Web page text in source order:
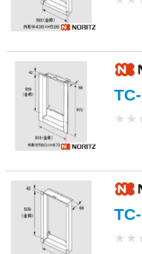
★ ★
★ ★